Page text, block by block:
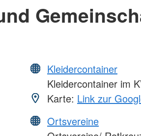
Kleidercontainer
Kleidercontainer im
Karte: Link zur
Ortsvereine